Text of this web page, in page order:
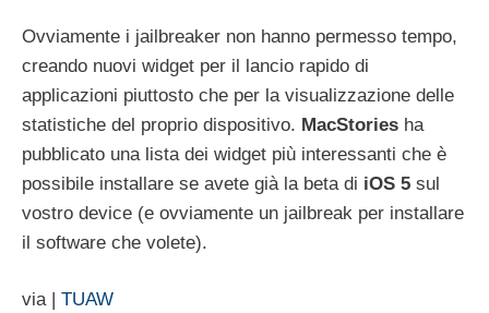
Ovviamente i jailbreaker non hanno permesso tempo,
creando nuovi widget per il lancio rapido di
applicazioni piuttosto che per la visualizzazione delle
statistiche del proprio dispositivo. MacStories ha
pubblicato una lista dei widget più interessanti che è
possibile installare se avete già la beta di iOS 5 sul
vostro device (e ovviamente un jailbreak per installare
il software che volete).
via | TUAW